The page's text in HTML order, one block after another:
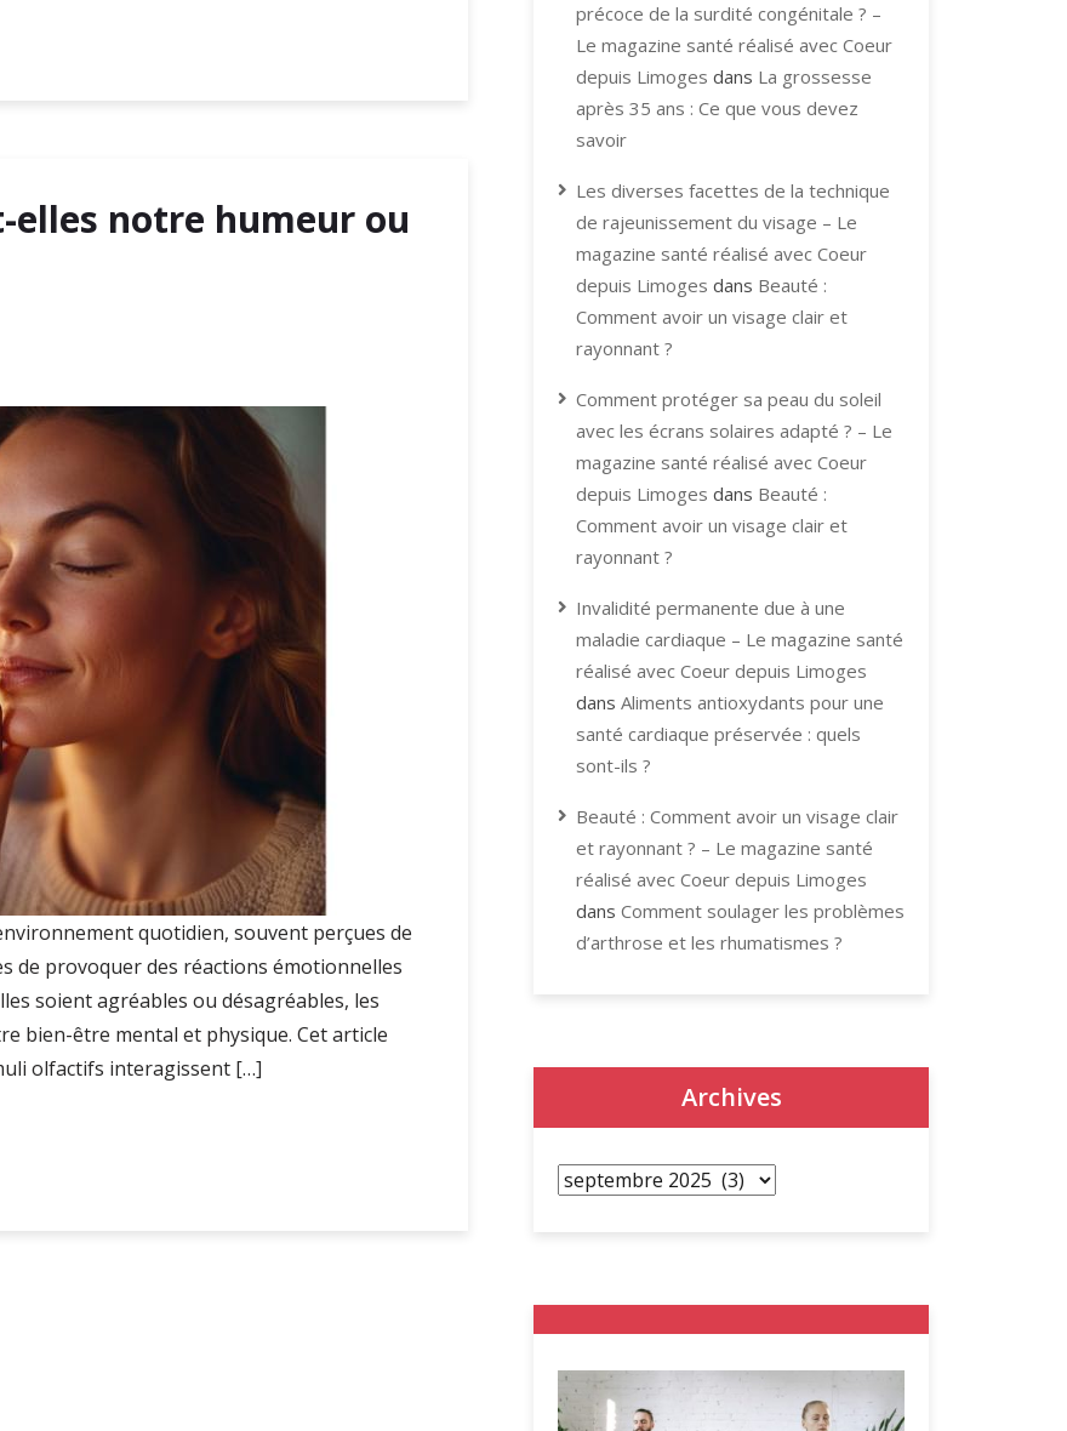
elles notre humeur ou
quotidien, souvent perçues de
de provoquer des réactions émotionnelles
soient agréables ou désagréables, les
bien-être mental et physique. Cet article
olfactifs interagissent […]
précoce de la surdité congénitale ? –
Le magazine santé réalisé avec Coeur
depuis Limoges dans La grossesse
après 35 ans : Ce que vous devez
savoir
Les diverses facettes de la technique
de rajeunissement du visage – Le
magazine santé réalisé avec Coeur
depuis Limoges dans Beauté :
Comment avoir un visage clair et
rayonnant ?
Comment protéger sa peau du soleil
avec les écrans solaires adapté ? – Le
magazine santé réalisé avec Coeur
depuis Limoges dans Beauté :
Comment avoir un visage clair et
rayonnant ?
Invalidité permanente due à une
maladie cardiaque – Le magazine santé
réalisé avec Coeur depuis Limoges
dans Aliments antioxydants pour une
santé cardiaque préservée : quels
sont-ils ?
Beauté : Comment avoir un visage clair
et rayonnant ? – Le magazine santé
réalisé avec Coeur depuis Limoges
dans Comment soulager les problèmes
d’arthrose et les rhumatismes ?
Archives
Archives